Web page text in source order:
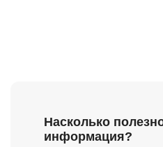
Насколько
информация?